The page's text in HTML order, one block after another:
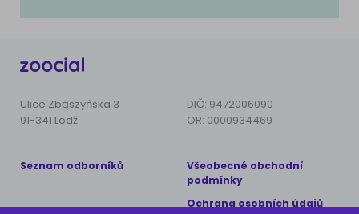
Ulice Zbąszyńska 3
91-341 Lodž
DIČ: 9472006090
OR: 0000934469
Seznam odborníků
Všeobecné obchodní
podmínky
Ochrana osobních údajů